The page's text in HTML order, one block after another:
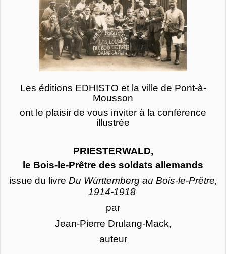
Les éditions EDHISTO et la ville de Pont-à-
Mousson
ont le plaisir de vous inviter à la conférence
illustrée
PRIESTERWALD,
le Bois-le-Prêtre des soldats allemands
issue du livre Du Württemberg au Bois-le-Prêtre,
1914-1918
par
Jean-Pierre Drulang-Mack,
auteur